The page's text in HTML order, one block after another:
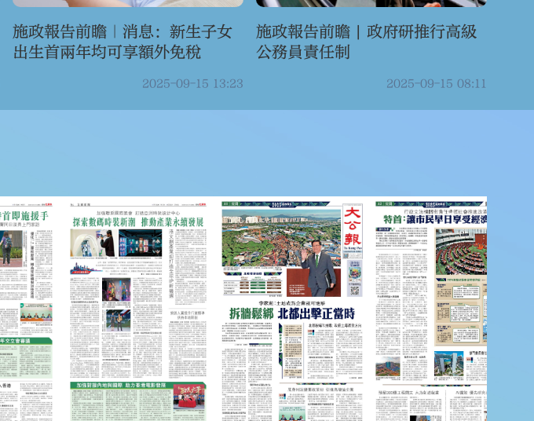
施政報告前瞻｜消息：新生子女
出生首兩年均可享額外免稅
2025-09-15 13:23
施政報告前瞻 | 政府研推行高級
公務員責任制
2025-09-15 08:11